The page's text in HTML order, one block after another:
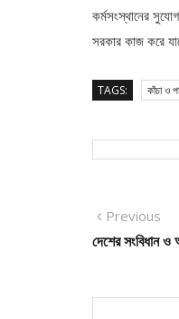
কর্মসংস্থানের
সরকার কাজ করে
TAGS: কাঁচা ও
Post
Previous
দেশের সংবিধান